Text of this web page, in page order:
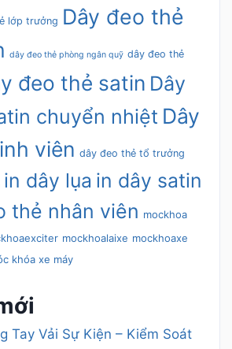
lớp trưởng Dây đeo thẻ
dây đeo thẻ phòng ngân quỹ dây đeo thẻ
đeo thẻ satin Dây
chuyển nhiệt Dây
viên dây đeo thẻ tổ trưởng
in dây lụa in dây satin
thẻ nhân viên mockhoa
mockhoalaixe mockhoaxe
khóa xe máy
Tay Vải Sự Kiện – Kiểm Soát